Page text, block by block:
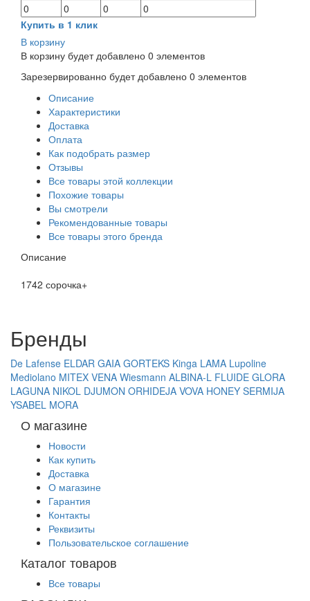
Купить в 1 клик
В корзину
В корзину будет добавлено 0 элементов
Зарезервированно будет добавлено 0 элементов
Описание
Характеристики
Доставка
Оплата
Как подобрать размер
Отзывы
Все товары этой коллекции
Похожие товары
Вы смотрели
Рекомендованные товары
Все товары этого бренда
Описание
1742 сорочка+
Бренды
De Lafense ELDAR GAIA GORTEKS Kinga LAMA Lupoline
Mediolano MITEX VENA Wiesmann ALBINA-L FLUIDE GLORA
LAGUNA NIKOL DJUMON ORHIDEJA VOVA HONEY SERMIJA
YSABEL MORA
О магазине
Новости
Как купить
Доставка
О магазине
Гарантия
Контакты
Реквизиты
Пользовательское соглашение
Каталог товаров
Все товары